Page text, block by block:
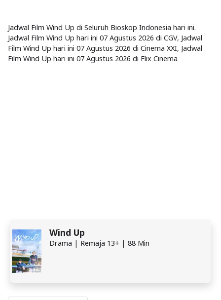
Jadwal Film Wind Up di Seluruh Bioskop Indonesia hari ini.
Jadwal Film Wind Up hari ini 07 Agustus 2026 di CGV, Jadwal
Film Wind Up hari ini 07 Agustus 2026 di Cinema XXI, Jadwal
Film Wind Up hari ini 07 Agustus 2026 di Flix Cinema
Wind Up
Drama | Remaja 13+ | 88 Min